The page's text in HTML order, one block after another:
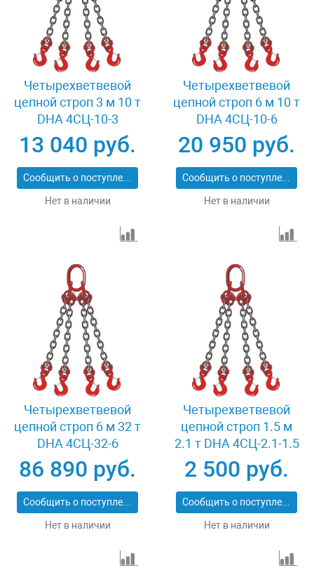
Четырехветвевой
цепной строп 3 м 10 т
DHA 4СЦ-10-3
13 040 руб.
Сообщить о поступлении
Нет в наличии
Четырехветвевой
цепной строп 6 м 10 т
DHA 4СЦ-10-6
20 950 руб.
Сообщить о поступлении
Нет в наличии
Четырехветвевой
цепной строп 6 м 32 т
DHA 4СЦ-32-6
86 890 руб.
Сообщить о поступлении
Нет в наличии
Четырехветвевой
цепной строп 1.5 м
2.1 т DHA 4СЦ-2.1-1.5
2 500 руб.
Сообщить о поступлении
Нет в наличии